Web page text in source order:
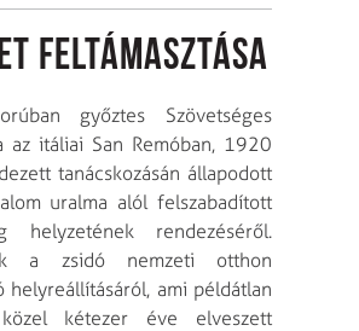
feltámasztása
győztes Szövetséges
az itáliai San Remóban, 1920
tanácskozásán állapodott
uralma alól felszabadított
helyzetének rendezéséről.
a zsidó nemzeti otthon
helyreállításáról, ami példátlan
kétezer éve elveszett